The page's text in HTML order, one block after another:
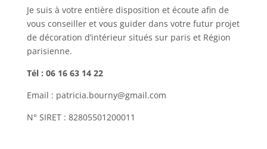
Je suis à votre entière disposition et écoute afin de
vous conseiller et vous guider dans votre futur projet
de décoration d’intérieur situés sur paris et Région
parisienne.
Tél : 06 16 63 14 22
Email : patricia.bourny@gmail.com
N° SIRET : 82805501200011